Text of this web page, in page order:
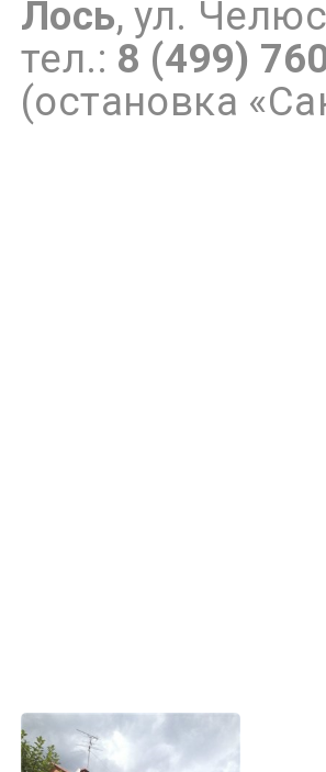
Лось, ул.
тел.: 8 (499)
(остановка